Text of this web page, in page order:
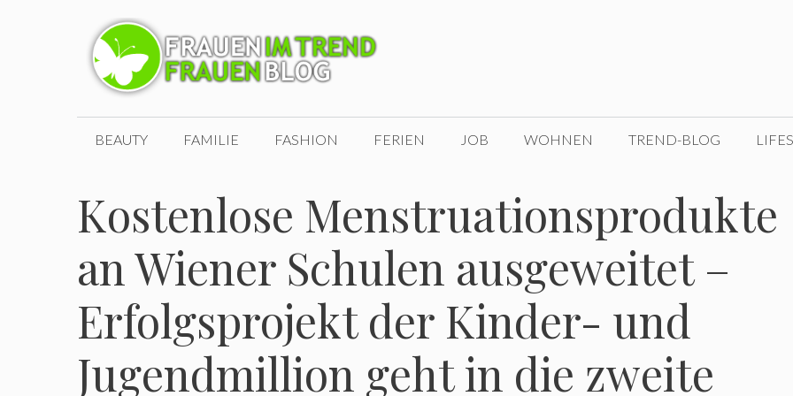
BEAUTY FAMILIE FASHION FERIEN JOB WOHNEN TREND-BLOG
Kostenlose Menstruationsprodukte
an Wiener Schulen ausgeweitet –
Erfolgsprojekt der Kinder- und
Jugendmillion geht in die zweite